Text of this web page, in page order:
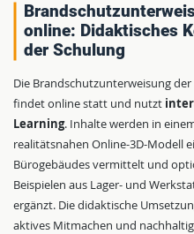
online: Didaktisches
der Schulung
Die Brandschutzunterweisung der
findet online statt und nutzt
Learning. Inhalte werden in
realitätsnahen Online-3D-Modell
Bürogebäudes vermittelt und
Beispielen aus Lager- und
ergänzt. Die didaktische
aktives Mitmachen und